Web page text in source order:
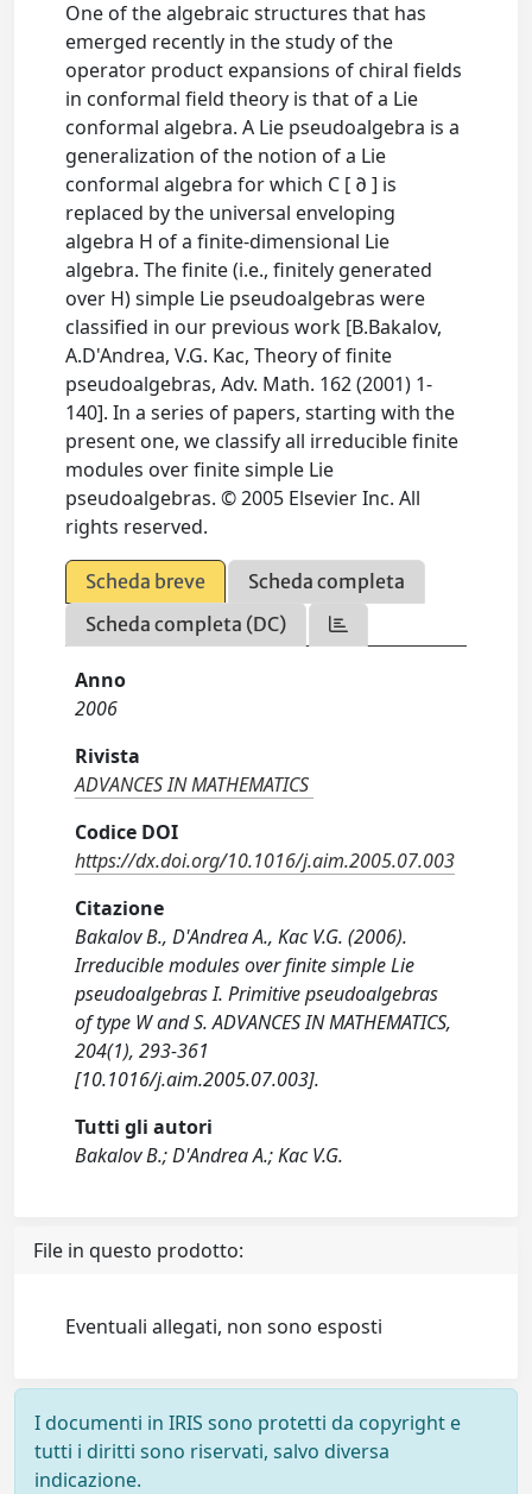
One of the algebraic structures that has
emerged recently in the study of the
operator product expansions of chiral fields
in conformal field theory is that of a Lie
conformal algebra. A Lie pseudoalgebra is a
generalization of the notion of a Lie
conformal algebra for which C [ ∂ ] is
replaced by the universal enveloping
algebra H of a finite-dimensional Lie
algebra. The finite (i.e., finitely generated
over H) simple Lie pseudoalgebras were
classified in our previous work [B.Bakalov,
A.D'Andrea, V.G. Kac, Theory of finite
pseudoalgebras, Adv. Math. 162 (2001) 1-
140]. In a series of papers, starting with the
present one, we classify all irreducible finite
modules over finite simple Lie
pseudoalgebras. © 2005 Elsevier Inc. All
rights reserved.
Scheda breve
Scheda completa
Scheda completa (DC)
Anno
2006
Rivista
ADVANCES IN MATHEMATICS
Codice DOI
https://dx.doi.org/10.1016/j.aim.2005.07.003
Citazione
Bakalov B., D'Andrea A., Kac V.G. (2006).
Irreducible modules over finite simple Lie
pseudoalgebras I. Primitive pseudoalgebras
of type W and S. ADVANCES IN MATHEMATICS,
204(1), 293-361
[10.1016/j.aim.2005.07.003].
Tutti gli autori
Bakalov B.; D'Andrea A.; Kac V.G.
File in questo prodotto:
Eventuali allegati, non sono esposti
I documenti in IRIS sono protetti da copyright e
tutti i diritti sono riservati, salvo diversa
indicazione.